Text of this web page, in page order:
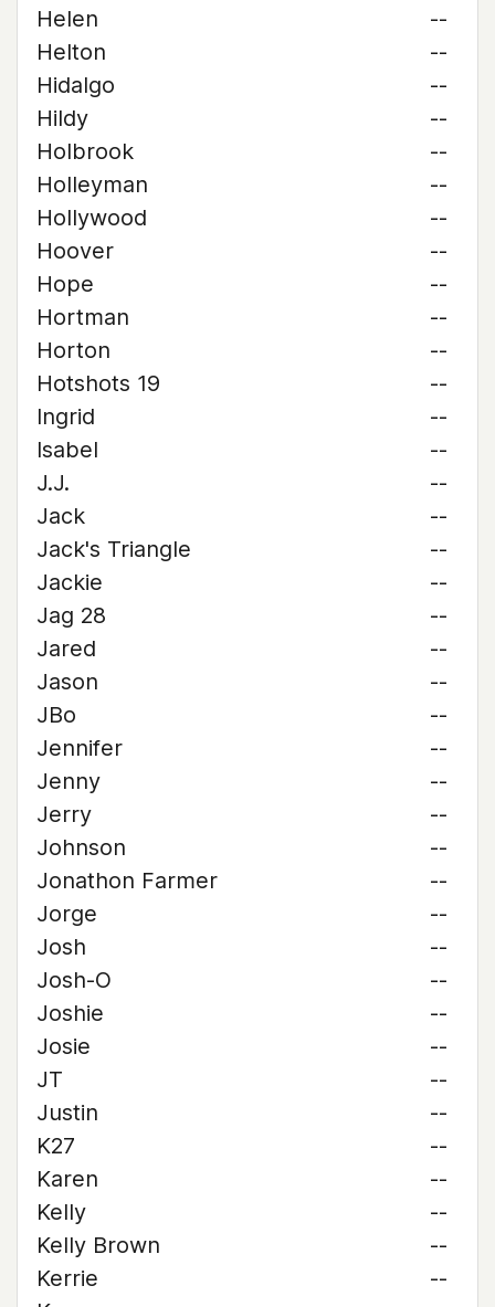
Helen
--
Helton
--
Hidalgo
--
Hildy
--
Holbrook
--
Holleyman
--
Hollywood
--
Hoover
--
Hope
--
Hortman
--
Horton
--
Hotshots 19
--
Ingrid
--
Isabel
--
J.J.
--
Jack
--
Jack's Triangle
--
Jackie
--
Jag 28
--
Jared
--
Jason
--
JBo
--
Jennifer
--
Jenny
--
Jerry
--
Johnson
--
Jonathon Farmer
--
Jorge
--
Josh
--
Josh-O
--
Joshie
--
Josie
--
JT
--
Justin
--
K27
--
Karen
--
Kelly
--
Kelly Brown
--
Kerrie
--